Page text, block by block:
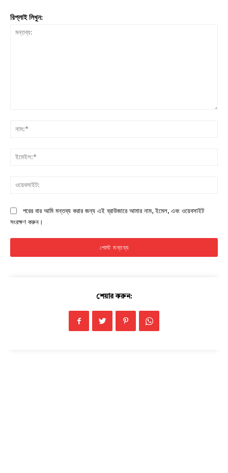
রিপ্লাই লিখুন:
পরের বার আমি মন্তব্য করার জন্য এই ব্রাউজারে আমার নাম, ইমেল, এবং ওয়েবসাইট
সংরক্ষণ করুন।
শেয়ার করুন: